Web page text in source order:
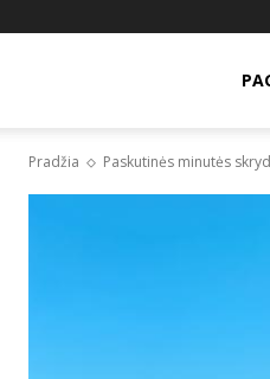
Pradžia Paskutinės minutės